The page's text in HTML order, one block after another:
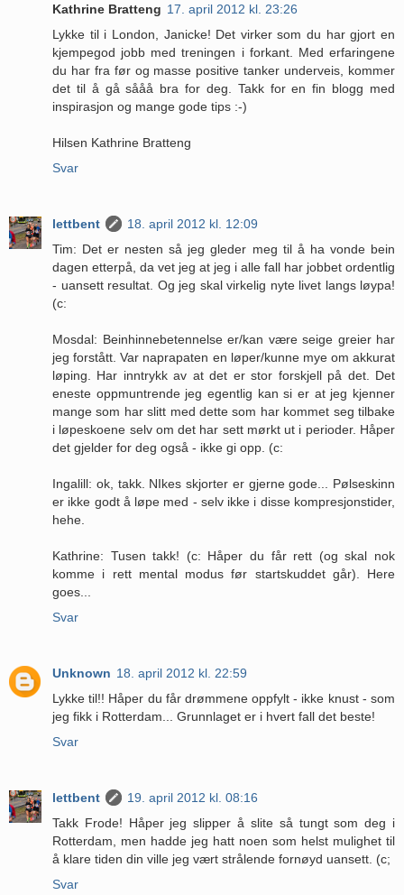
Kathrine Bratteng 17. april 2012 kl. 23:26
Lykke til i London, Janicke! Det virker som du har gjort en
kjempegod jobb med treningen i forkant. Med erfaringene
du har fra før og masse positive tanker underveis, kommer
det til å gå sååå bra for deg. Takk for en fin blogg med
inspirasjon og mange gode tips :-)
Hilsen Kathrine Bratteng
Svar
lettbent
18. april 2012 kl. 12:09
Tim: Det er nesten så jeg gleder meg til å ha vonde bein
dagen etterpå, da vet jeg at jeg i alle fall har jobbet ordentlig
- uansett resultat. Og jeg skal virkelig nyte livet langs løypa!
(c:
Mosdal: Beinhinnebetennelse er/kan være seige greier har
jeg forstått. Var naprapaten en løper/kunne mye om akkurat
løping. Har inntrykk av at det er stor forskjell på det. Det
eneste oppmuntrende jeg egentlig kan si er at jeg kjenner
mange som har slitt med dette som har kommet seg tilbake
i løpeskoene selv om det har sett mørkt ut i perioder. Håper
det gjelder for deg også - ikke gi opp. (c:
Ingalill: ok, takk. NIkes skjorter er gjerne gode... Pølseskinn
er ikke godt å løpe med - selv ikke i disse kompresjonstider,
hehe.
Kathrine: Tusen takk! (c: Håper du får rett (og skal nok
komme i rett mental modus før startskuddet går). Here
goes...
Svar
Unknown 18. april 2012 kl. 22:59
Lykke til!! Håper du får drømmene oppfylt - ikke knust - som
jeg fikk i Rotterdam... Grunnlaget er i hvert fall det beste!
Svar
lettbent
19. april 2012 kl. 08:16
Takk Frode! Håper jeg slipper å slite så tungt som deg i
Rotterdam, men hadde jeg hatt noen som helst mulighet til
å klare tiden din ville jeg vært strålende fornøyd uansett. (c;
Svar